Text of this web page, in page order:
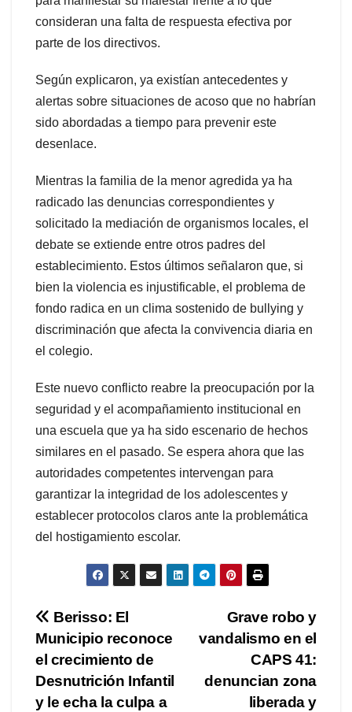
consideran una falta de respuesta efectiva por
parte de los directivos.
Según explicaron, ya existían antecedentes y
alertas sobre situaciones de acoso que no habrían
sido abordadas a tiempo para prevenir este
desenlace.
Mientras la familia de la menor agredida ya ha
radicado las denuncias correspondientes y
solicitado la mediación de organismos locales, el
debate se extiende entre otros padres del
establecimiento. Estos últimos señalaron que, si
bien la violencia es injustificable, el problema de
fondo radica en un clima sostenido de bullying y
discriminación que afecta la convivencia diaria en
el colegio.
Este nuevo conflicto reabre la preocupación por la
seguridad y el acompañamiento institucional en
una escuela que ya ha sido escenario de hechos
similares en el pasado. Se espera ahora que las
autoridades competentes intervengan para
garantizar la integridad de los adolescentes y
establecer protocolos claros ante la problemática
del hostigamiento escolar.
Navegación
de
entradas
Grave robo y
vandalismo en el
CAPS 41:
denuncian zona
liberada y
Berisso: El
Municipio reconoce
el crecimiento de
Desnutrición Infantil
y le echa la culpa a